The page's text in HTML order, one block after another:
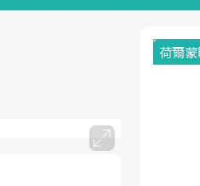
荷爾